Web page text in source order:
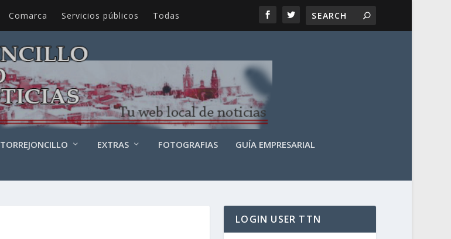
Comarca Servicios públicos Todas
TORREJONCILLO EXTRAS FOTOGRAFIAS GUÍA EMPRESARIAL
LOGIN USER TTN